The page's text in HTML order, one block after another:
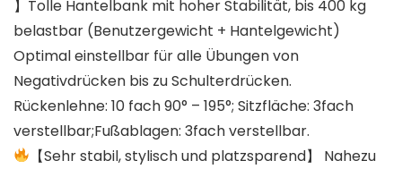
】Tolle Hantelbank mit hoher Stabilität, bis 400 kg
belastbar (Benutzergewicht + Hantelgewicht)
Optimal einstellbar für alle Übungen von
Negativdrücken bis zu Schulterdrücken.
Rückenlehne: 10 fach 90° – 195°; Sitzfläche: 3fach
verstellbar;Fußablagen: 3fach verstellbar.
【Sehr stabil, stylisch und platzsparend】 Nahezu